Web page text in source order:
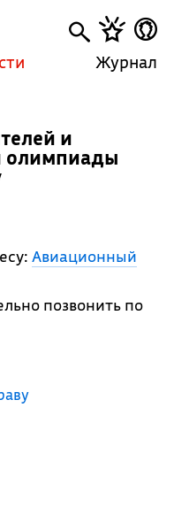
Журнал
и
олимпиады
Авиационный
позвонить по